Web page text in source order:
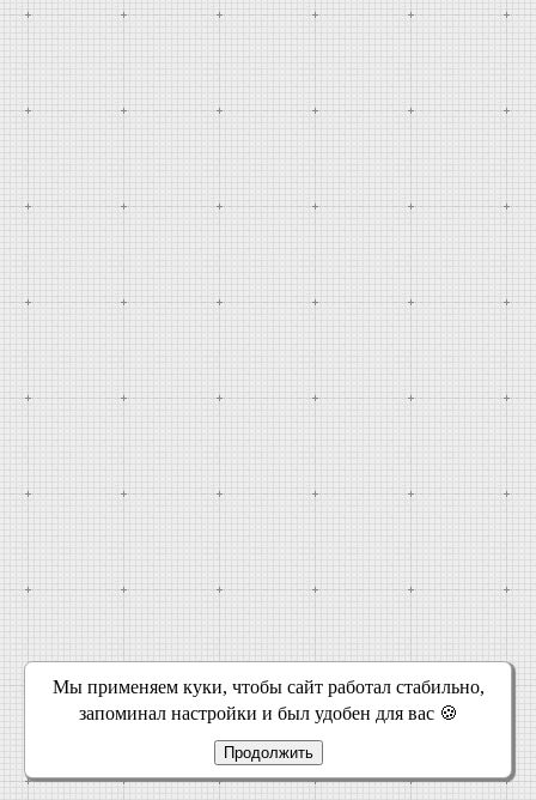
Мы применяем куки, чтобы сайт работал стабильно,
запоминал настройки и был удобен для вас 🍪
Продолжить